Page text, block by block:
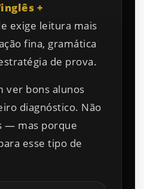
+
exige leitura mais
fina, gramática
de prova.
ver bons alunos
diagnóstico. Não
— mas porque
esse tipo de